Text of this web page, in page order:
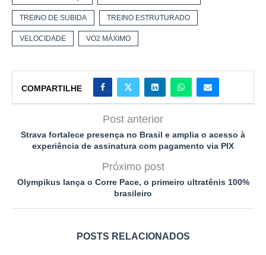
TREINO DE SUBIDA TREINO ESTRUTURADO
VELOCIDADE VO2 MÁXIMO
COMPARTILHE
Post anterior
Strava fortalece presença no Brasil e amplia o acesso à
experiência de assinatura com pagamento via PIX
Próximo post
Olympikus lança o Corre Pace, o primeiro ultratênis 100%
brasileiro
POSTS RELACIONADOS